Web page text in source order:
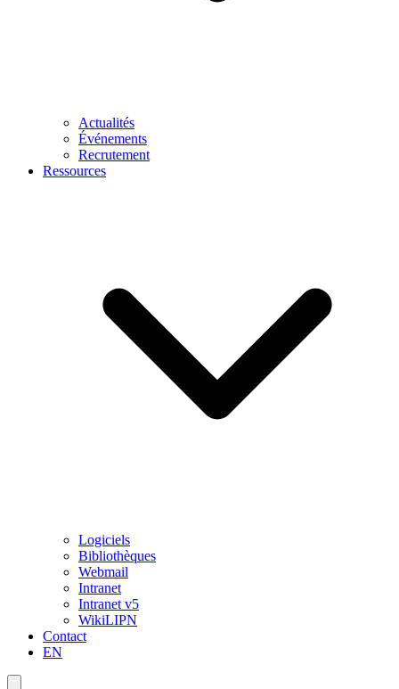
Actualités
Événements
Recrutement
Ressources
Logiciels
Bibliothèques
Webmail
Intranet
Intranet v5
WikiLIPN
Contact
EN